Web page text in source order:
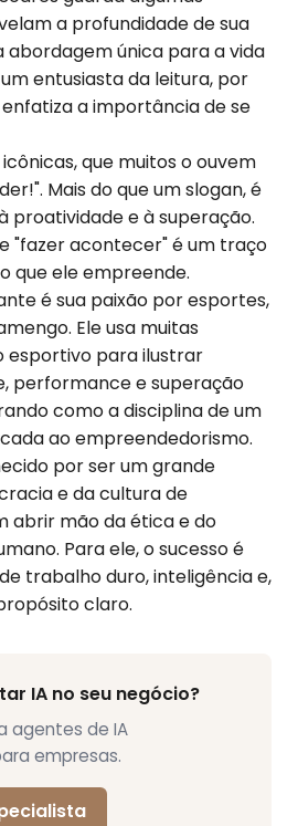
a profundidade de sua
abordagem única para a vida
entusiasta da leitura, por
a importância de se
que muitos o ouvem
Mais do que um slogan, é
proatividade e à superação.
"fazer acontecer" é um traço
que ele empreende.
é sua paixão por esportes,
Ele usa muitas
esportivo para ilustrar
performance e superação
como a disciplina de um
ao empreendedorismo.
por ser um grande
e da cultura de
abrir mão da ética e do
Para ele, o sucesso é
trabalho duro, inteligência e,
claro.
IA no seu negócio?
agentes de IA
empresas.